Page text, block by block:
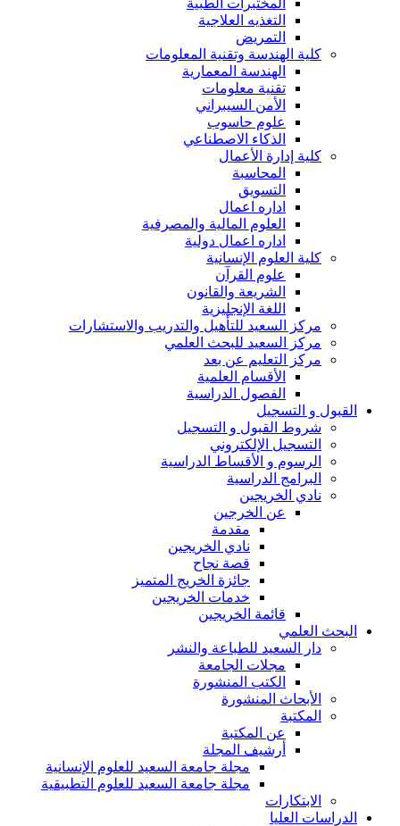
المختبرات الطبية
التغذيه العلاجية
التمريض
كلية الهندسة وتقنية المعلومات
الهندسة المعمارية
تقنية معلومات
الأمن السيبراني
علوم حاسوب
الذكاء الاصطناعي
كلية إدارة الأعمال
المحاسبة
التسويق
اداره اعمال
العلوم المالية والمصرفية
اداره اعمال دولية
كلية العلوم الإنسانية
علوم القرآن
الشريعة والقانون
اللغة الإنجليزية
مركز السعيد للتأهيل والتدريب والاستشارات
مركز السعيد للبحث العلمي
مركز التعليم عن بعد
الأقسام العلمية
الفصول الدراسية
القبول و التسجيل
شروط القبول و التسجيل
التسجيل الإلكتروني
الرسوم و الأقساط الدراسية
البرامج الدراسية
نادي الخريجين
عن الخرجين
مقدمة
نادي الخريجين
قصة نجاح
جائزة الخريج المتميز
خدمات الخريجين
قائمة الخريجين
البحث العلمي
دار السعيد للطباعة والنشر
مجلات الجامعة
الكتب المنشورة
الأبحاث المنشورة
المكتبة
عن المكتبة
أرشيف المجلة
مجلة جامعة السعيد للعلوم الإنسانية
مجلة جامعة السعيد للعلوم التطبيقية
الابتكارات
الدراسات العليا